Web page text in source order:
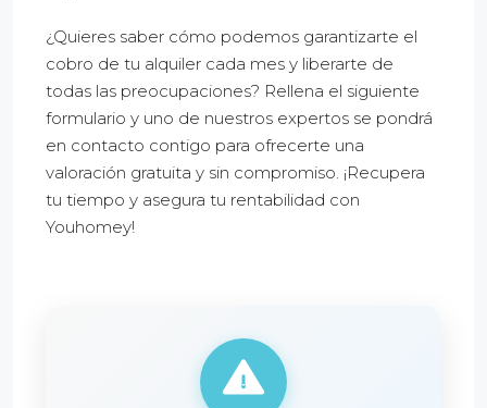
¿Quieres saber cómo podemos garantizarte el
cobro de tu alquiler cada mes y liberarte de
todas las preocupaciones? Rellena el siguiente
formulario y uno de nuestros expertos se pondrá
en contacto contigo para ofrecerte una
valoración gratuita y sin compromiso. ¡Recupera
tu tiempo y asegura tu rentabilidad con
Youhomey!